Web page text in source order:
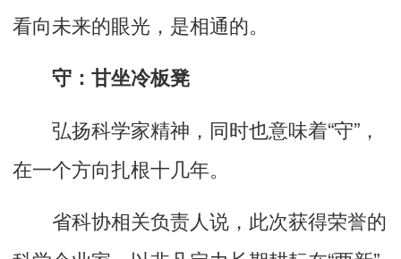
看向未来的眼光，是相通的。
守：甘坐冷板凳
弘扬科学家精神，同时也意味着“守”，
在一个方向扎根十几年。
省科协相关负责人说，此次获得荣誉的